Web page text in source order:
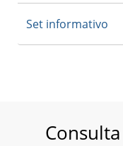
Set informativo